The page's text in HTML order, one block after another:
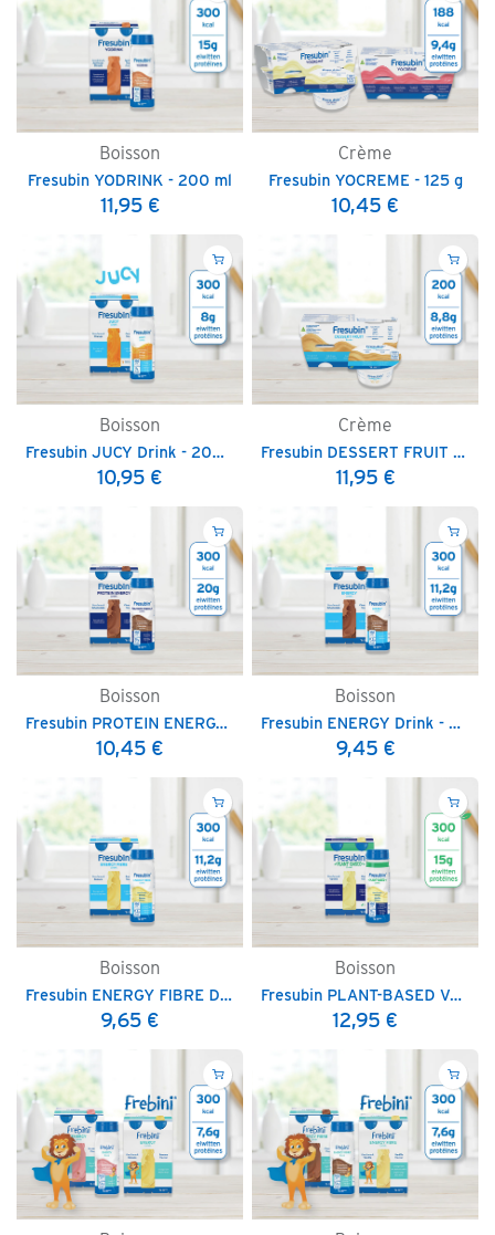
Boisson
Fresubin YODRINK - 200 ml
11,95€
Crème
Fresubin YOCREME - 125 g
10,45 €
Boisson
Fresubin JUCY Drink - 200 ml
10,95 €
Crème
Fresubin DESSERT FRUIT - 125 g
11,95€
Boisson
Fresubin PROTEIN ENERGY Drink - 200 ml
10,45 €
Boisson
Fresubin ENERGY Drink - 200 ml
9,45€
Boisson
Fresubin ENERGY FIBRE Drink - 200 ml
9,65 €
Boisson
Fresubin PLANT-BASED Vegan Drink - 200 ml
12,95 €